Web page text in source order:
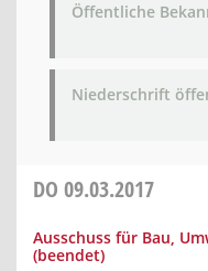
Öffentliche
Niederschrift
DO 09.03.2017
Ausschuss für Bau,
(beendet)